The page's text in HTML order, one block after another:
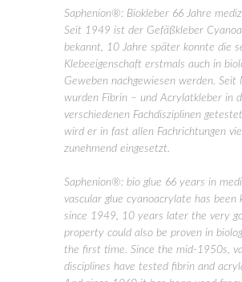
Saphenion®: Biokleber 66 Jahre
Seit 1949 ist der Gefäßkleber
bekannt, 10 Jahre später konnte die
Klebeeigenschaft erstmals auch in
Geweben nachgewiesen werden.
wurden Fibrin – und Acrylatkleber in
verschiedenen Fachdisziplinen
wird er in fast allen Fachrichtungen
zunehmend eingesetzt.
Saphenion®: bio glue 66 years in
vascular glue cyanoacrylate has been
since 1949, 10 years later the very
property could also be proven in
the first time. Since the mid-1950s,
disciplines have tested fibrin and